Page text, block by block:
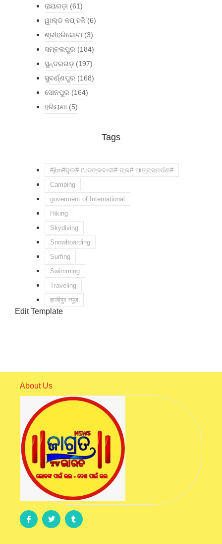
ରାୟଗଡ଼ା (61)
ୱାଲ୍ଡ କପ୍ ହକି (6)
ଶ୍ରୀହରିକୋଟା (3)
ସମ୍ବଲପୁର (184)
ସୁନ୍ଦରଗଡ଼ (197)
ସୁବର୍ଣ୍ଣପୁର (168)
ସୋନପୁର (164)
ହରିୟଣା (5)
Tags
#jbn#ଦୁଇ# ଆତଙ୍କବାଦୀ# ଙ୍କ# ଆତ୍ମସମର୍ପଣ#
Camping
goverment of International
Hiking
Skydiving
Snowboarding
Surfing
Swimming
Traveling
हाजीपुर न्यूज़
Edit Template
About Us